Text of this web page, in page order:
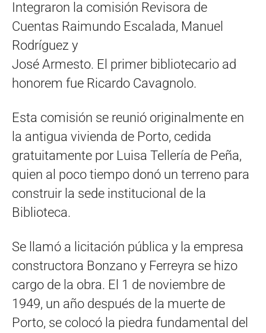
Integraron la comisión Revisora de
Cuentas Raimundo Escalada, Manuel
Rodríguez y
José Armesto. El primer bibliotecario ad
honorem fue Ricardo Cavagnolo.
Esta comisión se reunió originalmente en
la antigua vivienda de Porto, cedida
gratuitamente por Luisa Tellería de Peña,
quien al poco tiempo donó un terreno para
construir la sede institucional de la
Biblioteca.
Se llamó a licitación pública y la empresa
constructora Bonzano y Ferreyra se hizo
cargo de la obra. El 1 de noviembre de
1949, un año después de la muerte de
Porto, se colocó la piedra fundamental del